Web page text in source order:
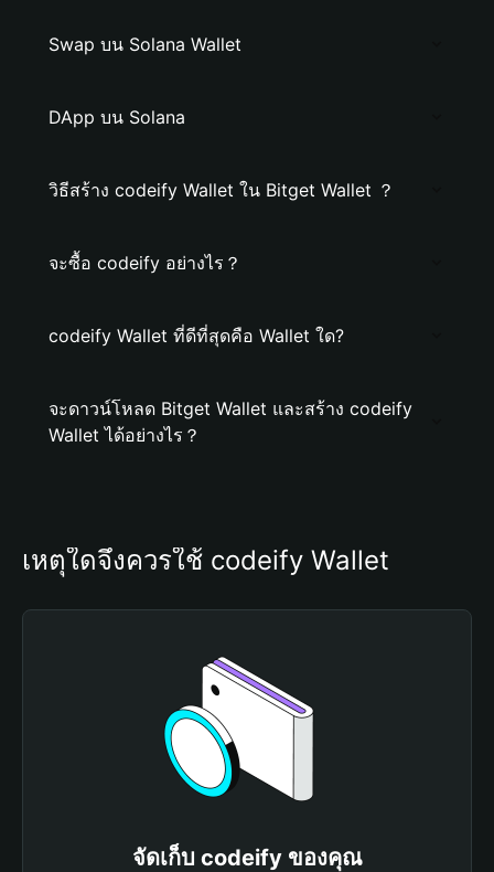
Swap บน Solana Wallet
DApp บน Solana
วิธีสร้าง codeify Wallet ใน Bitget Wallet ？
จะซื้อ codeify อย่างไร？
codeify Wallet ที่ดีที่สุดคือ Wallet ใด?
จะดาวน์โหลด Bitget Wallet และสร้าง codeify
Wallet ได้อย่างไร？
เหตุใดจึงควรใช้ codeify Wallet
จัดเก็บ codeify ของคุณ